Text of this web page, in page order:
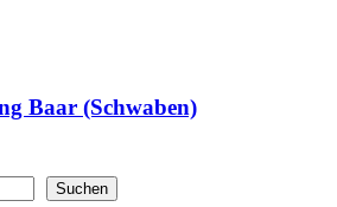
Baar (Schwaben)
Suchen